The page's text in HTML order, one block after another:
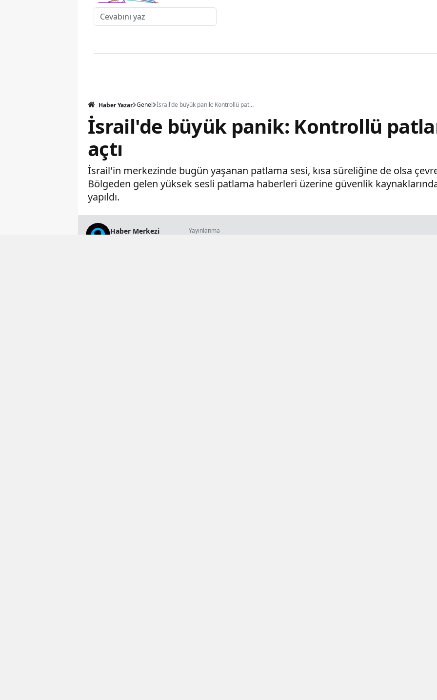
Haber Yazar Genel İsrail'de büyük panik: Kontrollü patlama paniğe yol açtı
İsrail'de büyük panik: Kontrollü
açtı
İsrail'in merkezinde bugün yaşanan patlama sesi, kısa süreliğine de olsa
Bölgeden gelen yüksek sesli patlama haberleri üzerine güvenlik
yapıldı.
Haber Merkezi Yayınlanma